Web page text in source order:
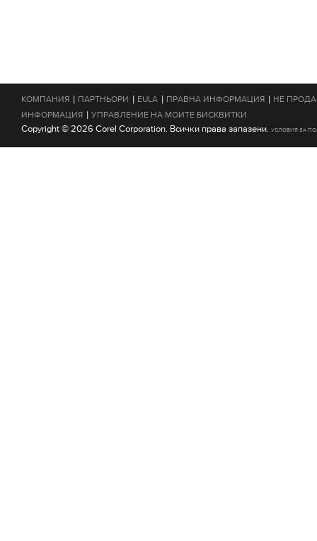
КОМПАНИЯ | ПАРТНЬОРИ | EULA | ПРАВНА ИНФОРМАЦИЯ | НЕ
ИНФОРМАЦИЯ | УПРАВЛЕНИЕ НА МОИТЕ БИСКВИТКИ
Copyright © 2026 Corel Corporation. Всички права запазени. УСЛОВИЯ ЗА